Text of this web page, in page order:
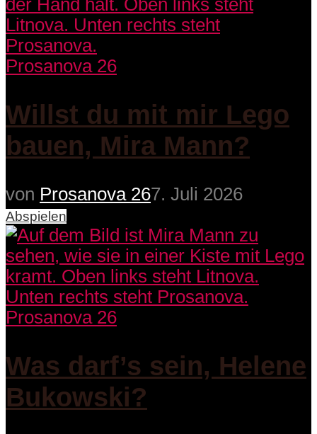
Prosanova 26
Willst du mit mir Lego
bauen, Mira Mann?
von Prosanova 267. Juli 2026
Abspielen
Prosanova 26
Was darf’s sein, Helene
Bukowski?